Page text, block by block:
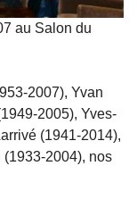
au Salon du
2007), Yvan
2005), Yves-
(1941-2014),
2004), nos